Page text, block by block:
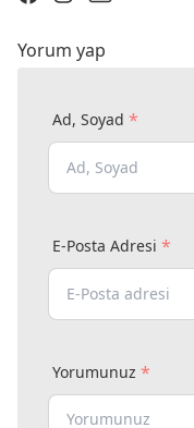
Yorum yap
Ad, Soyad *
E-Posta Adresi *
Yorumunuz *